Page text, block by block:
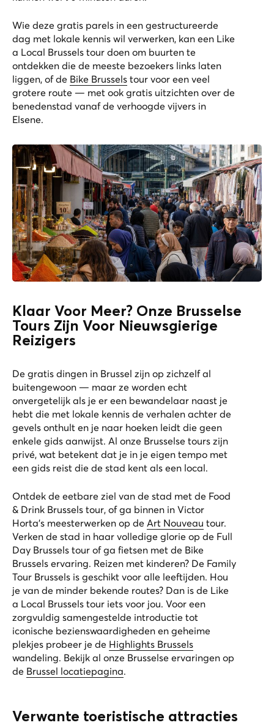
Wie deze gratis parels in een gestructureerde
dag met lokale kennis wil verwerken, kan een Like
a Local Brussels tour doen om buurten te
ontdekken die de meeste bezoekers links laten
liggen, of de Bike Brussels tour voor een veel
grotere route — met ook gratis uitzichten over de
benedenstad vanaf de verhoogde vijvers in
Elsene.
Klaar Voor Meer? Onze Brusselse
Tours Zijn Voor Nieuwsgierige
Reizigers
De gratis dingen in Brussel zijn op zichzelf al
buitengewoon — maar ze worden echt
onvergetelijk als je er een bewandelaar naast je
hebt die met lokale kennis de verhalen achter de
gevels onthult en je naar hoeken leidt die geen
enkele gids aanwijst. Al onze Brusselse tours zijn
privé, wat betekent dat je in je eigen tempo met
een gids reist die de stad kent als een local.
Ontdek de eetbare ziel van de stad met de Food
& Drink Brussels tour, of ga binnen in Victor
Horta’s meesterwerken op de Art Nouveau tour.
Verken de stad in haar volledige glorie op de Full
Day Brussels tour of ga fietsen met de Bike
Brussels ervaring. Reizen met kinderen? De Family
Tour Brussels is geschikt voor alle leeftijden. Hou
je van de minder bekende routes? Dan is de Like
a Local Brussels tour iets voor jou. Voor een
zorgvuldig samengestelde introductie tot
iconische bezienswaardigheden en geheime
plekjes probeer je de Highlights Brussels
wandeling. Bekijk al onze Brusselse ervaringen op
de Brussel locatiepagina.
Verwante toeristische attracties